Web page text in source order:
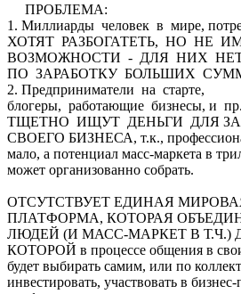
ПРОБЛЕМА:
1. Миллиарды человек в мире,
ХОТЯТ РАЗБОГАТЕТЬ, НО НЕ
ВОЗМОЖНОСТИ - ДЛЯ НИХ
ПО ЗАРАБОТКУ БОЛЬШИХ
2. Предприниматели на старте,
блогеры, работающие бизнесы, и
ТЩЕТНО ИЩУТ ДЕНЬГИ ДЛЯ
СВОЕГО БИЗНЕСА, т.к.,
мало, а потенциал масс-маркета в
может организованно собрать.
ОТСУТСТВУЕТ ЕДИНАЯ
ПЛАТФОРМА, КОТОРАЯ
ЛЮДЕЙ (И МАСС-МАРКЕТ В Т.Ч.)
КОТОРОЙ в процессе общения в
будет выбирать самим, или по
инвестировать, участвовать в